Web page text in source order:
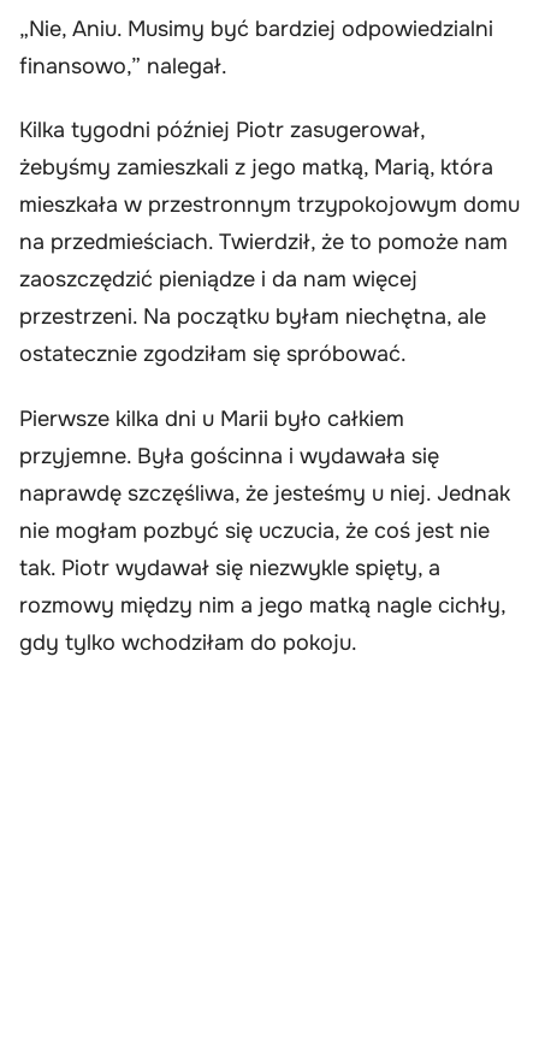
„Nie, Aniu. Musimy być bardziej odpowiedzialni
finansowo,” nalegał.
Kilka tygodni później Piotr zasugerował,
żebyśmy zamieszkali z jego matką, Marią, która
mieszkała w przestronnym trzypokojowym domu
na przedmieściach. Twierdził, że to pomoże nam
zaoszczędzić pieniądze i da nam więcej
przestrzeni. Na początku byłam niechętna, ale
ostatecznie zgodziłam się spróbować.
Pierwsze kilka dni u Marii było całkiem
przyjemne. Była gościnna i wydawała się
naprawdę szczęśliwa, że jesteśmy u niej. Jednak
nie mogłam pozbyć się uczucia, że coś jest nie
tak. Piotr wydawał się niezwykle spięty, a
rozmowy między nim a jego matką nagle cichły,
gdy tylko wchodziłam do pokoju.